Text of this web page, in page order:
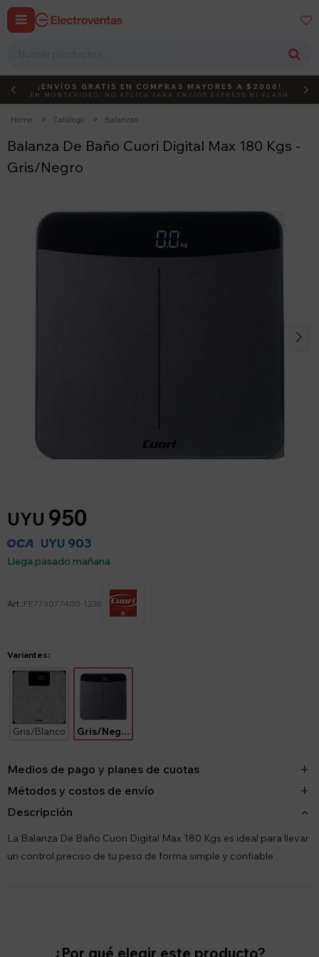
 
DEBUT ACTIVÁ EL CÓDIGO
¡ENVÍOS GRATIS EN COMPRAS MAYORES A $2000!
EN MONTEVIDEO, NO APLICA PARA ENVÍOS EXPRESS NI FLASH
Home Catálogo Balanzas
Balanza De Baño Cuori Digital Max 180 Kgs -
Gris/Negro
UYU 950
UYU 903
Llega pasado mañana
FE773077400-1226
Variantes:
Gris/Blanco Gris/Negro
Medios de pago y planes de cuotas
Métodos y costos de envío
Descripción
La Balanza De Baño Cuori Digital Max 180 Kgs es ideal para llevar
un control preciso de tu peso de forma simple y confiable
¿Por qué elegir este producto?